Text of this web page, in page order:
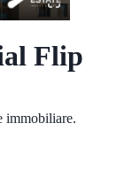
Flip
immobiliare.